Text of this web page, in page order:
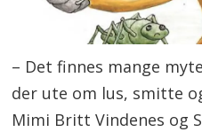
– Det finnes mange
der ute om lus, smitte
Mimi Britt Vindenes og